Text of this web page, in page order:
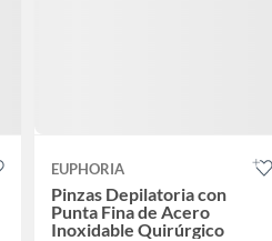
EUPHORIA
Pinzas Depilatoria con
Punta Fina de Acero
Inoxidable Quirúrgico